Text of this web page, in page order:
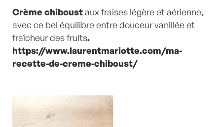
Crème chiboustaux fraises légère et aérienne,
avec ce bel équilibre entre douceur vanillée et
fraîcheur des fruits.
https://www.laurentmariotte.com/ma-
recette-de-creme-chiboust/